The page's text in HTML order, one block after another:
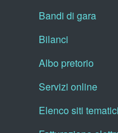
Bandi di gara
Bilanci
Albo pretorio
Servizi online
Elenco siti tematici